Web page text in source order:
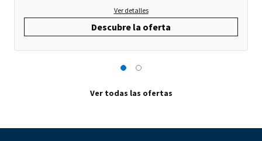
Ver detalles
Descubre la oferta
Ver todas las ofertas